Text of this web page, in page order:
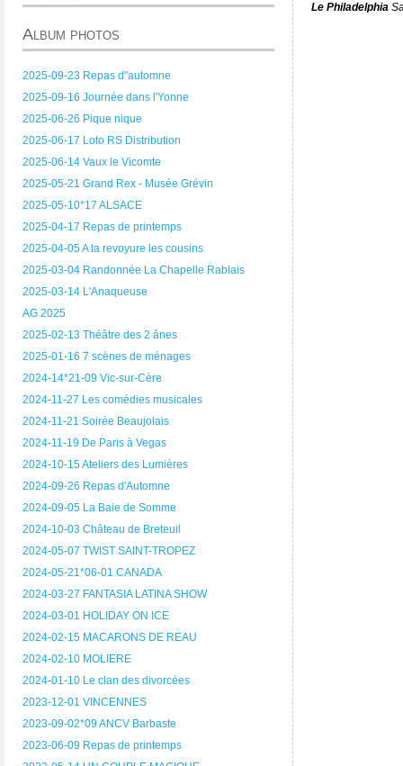
Album photos
2025-09-23 Repas d"automne
2025-09-16 Journée dans l'Yonne
2025-06-26 Pique nique
2025-06-17 Loto RS Distribution
2025-06-14 Vaux le Vicomte
2025-05-21 Grand Rex - Musée Grévin
2025-05-10*17 ALSACE
2025-04-17 Repas de printemps
2025-04-05 A la revoyure les cousins
2025-03-04 Randonnée La Chapelle Rablais
2025-03-14 L'Anaqueuse
AG 2025
2025-02-13 Théâtre des 2 ânes
2025-01-16 7 scènes de ménages
2024-14*21-09 Vic-sur-Cère
2024-11-27 Les comédies musicales
2024-11-21 Soirée Beaujolais
2024-11-19 De Paris à Vegas
2024-10-15 Ateliers des Lumières
2024-09-26 Repas d'Automne
2024-09-05 La Baie de Somme
2024-10-03 Château de Breteuil
2024-05-07 TWIST SAINT-TROPEZ
2024-05-21*06-01 CANADA
2024-03-27 FANTASIA LATINA SHOW
2024-03-01 HOLIDAY ON ICE
2024-02-15 MACARONS DE REAU
2024-02-10 MOLIERE
2024-01-10 Le clan des divorcées
2023-12-01 VINCENNES
2023-09-02*09 ANCV Barbaste
2023-06-09 Repas de printemps
Le Philadelphia